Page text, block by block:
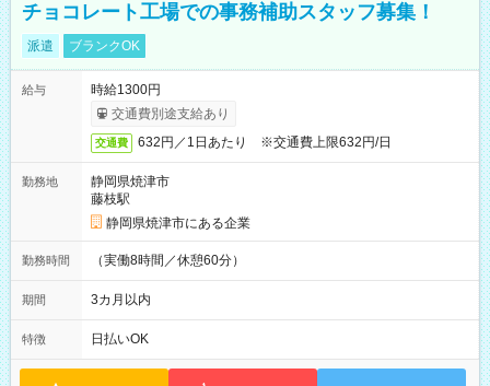
チョコレート工場での事務補助スタッフ募集！
派遣 ブランクOK
給与
時給1300円
交通費別途支給あり
交通費 632円／1日あたり ※交通費上限632円/日
勤務地
静岡県焼津市
藤枝駅
静岡県焼津市にある企業
勤務時間 （実働8時間／休憩60分）
期間 3カ月以内
特徴 日払いOK